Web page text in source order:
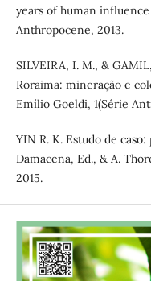
years of human
Anthropocene, 2013.
SILVEIRA, I. M., &
Roraima: mineração e
Emílio Goeldi, 1(Série
YIN R. K. Estudo de
Damacena, Ed., & A.
2015.